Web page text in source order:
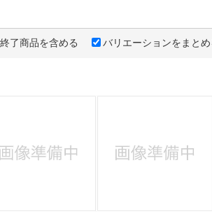
了商品を含める バリエーションをまとめ